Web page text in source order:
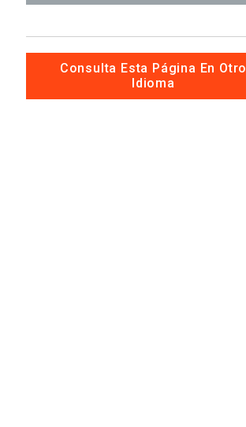
Consulta Esta Página En Otro
Idioma